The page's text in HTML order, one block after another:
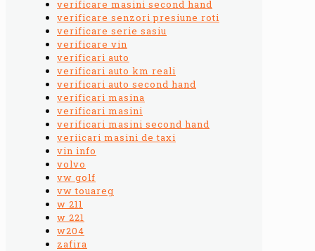
verificare masini second hand
verificare senzori presiune roti
verificare serie sasiu
verificare vin
verificari auto
verificari auto km reali
verificari auto second hand
verificari masina
verificari masini
verificari masini second hand
veriicari masini de taxi
vin info
volvo
vw golf
vw touareg
w 211
w 221
w204
zafira